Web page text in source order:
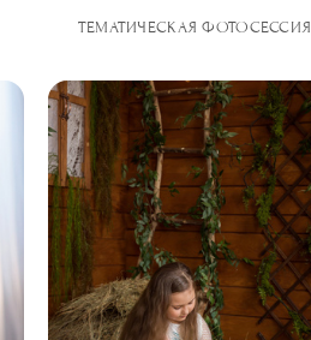
ТЕМАТИЧЕСКАЯ ФОТОСЕССИЯ